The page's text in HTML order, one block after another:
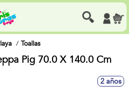
Toallas
Pig 70.0 X 140.0 Cm
2 años